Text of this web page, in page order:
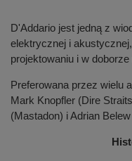
D'Addario jest jedną z
elektrycznej i
projektowaniu i w doborze
Preferowana przez wielu
Mark Knopfler (Dire
(Mastadon) i Adrian